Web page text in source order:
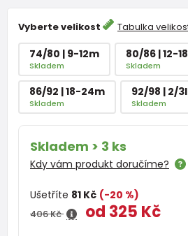
Vyberte velikost Tabulka
74/80 | 9-12m
Skladem
80/86 | 12-
Skladem
86/92 | 18-24m
Skladem
92/98 | 2/
Skladem
Skladem > 3 ks
Kdy vám produkt doručíme?
Ušetříte 81 Kč (-20 %)
406 Kč od 325 Kč